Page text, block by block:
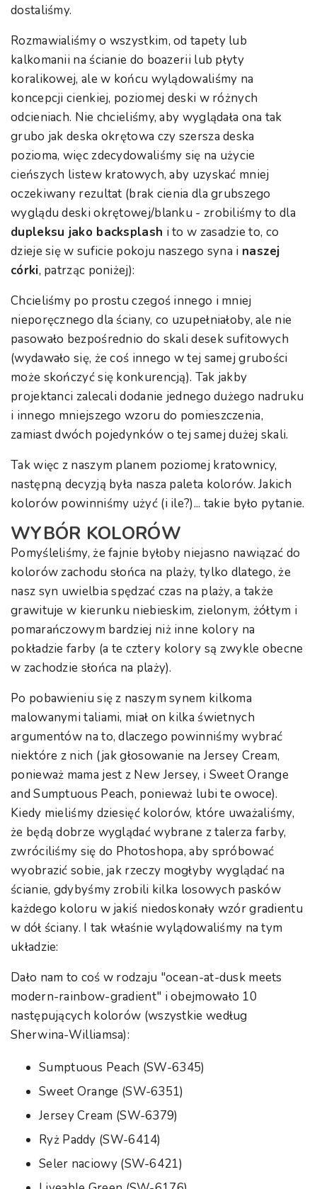
dostaliśmy.
Rozmawialiśmy o wszystkim, od tapety lub
kalkomanii na ścianie do boazerii lub płyty
koralikowej, ale w końcu wylądowaliśmy na
koncepcji cienkiej, poziomej deski w różnych
odcieniach. Nie chcieliśmy, aby wyglądała ona tak
grubo jak deska okrętowa czy szersza deska
pozioma, więc zdecydowaliśmy się na użycie
cieńszych listew kratowych, aby uzyskać mniej
oczekiwany rezultat (brak cienia dla grubszego
wyglądu deski okrętowej/blanku - zrobiliśmy to dla
dupleksu jako backsplash i to w zasadzie to, co
dzieje się w suficie pokoju naszego syna i naszej
córki, patrząc poniżej):
Chcieliśmy po prostu czegoś innego i mniej
nieporęcznego dla ściany, co uzupełniałoby, ale nie
pasowało bezpośrednio do skali desek sufitowych
(wydawało się, że coś innego w tej samej grubości
może skończyć się konkurencją). Tak jakby
projektanci zalecali dodanie jednego dużego nadruku
i innego mniejszego wzoru do pomieszczenia,
zamiast dwóch pojedynków o tej samej dużej skali.
Tak więc z naszym planem poziomej kratownicy,
następną decyzją była nasza paleta kolorów. Jakich
kolorów powinniśmy użyć (i ile?)... takie było pytanie.
WYBÓR KOLORÓW
Pomyśleliśmy, że fajnie byłoby niejasno nawiązać do
kolorów zachodu słońca na plaży, tylko dlatego, że
nasz syn uwielbia spędzać czas na plaży, a także
grawituje w kierunku niebieskim, zielonym, żółtym i
pomarańczowym bardziej niż inne kolory na
pokładzie farby (a te cztery kolory są zwykle obecne
w zachodzie słońca na plaży).
Po pobawieniu się z naszym synem kilkoma
malowanymi taliami, miał on kilka świetnych
argumentów na to, dlaczego powinniśmy wybrać
niektóre z nich (jak głosowanie na Jersey Cream,
ponieważ mama jest z New Jersey, i Sweet Orange
and Sumptuous Peach, ponieważ lubi te owoce).
Kiedy mieliśmy dziesięć kolorów, które uważaliśmy,
że będą dobrze wyglądać wybrane z talerza farby,
zwróciliśmy się do Photoshopa, aby spróbować
wyobrazić sobie, jak rzeczy mogłyby wyglądać na
ścianie, gdybyśmy zrobili kilka losowych pasków
każdego koloru w jakiś niedoskonały wzór gradientu
w dół ściany. I tak właśnie wylądowaliśmy na tym
układzie:
Dało nam to coś w rodzaju "ocean-at-dusk meets
modern-rainbow-gradient" i obejmowało 10
następujących kolorów (wszystkie według
Sherwina-Williamsa):
Sumptuous Peach (SW-6345)
Sweet Orange (SW-6351)
Jersey Cream (SW-6379)
Ryż Paddy (SW-6414)
Seler naciowy (SW-6421)